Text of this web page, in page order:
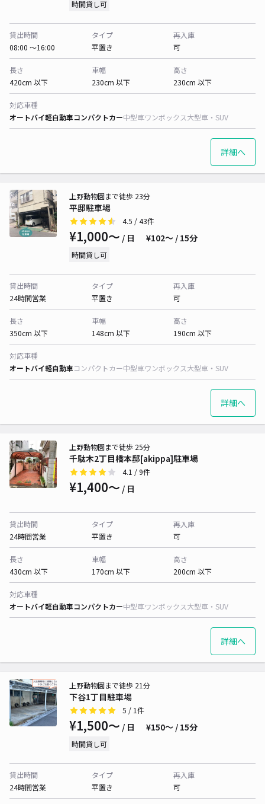
時間貸し可
貸出時間
08:00 〜16:00
タイプ
平置き
再入庫
可
長さ
420cm 以下
車幅
230cm 以下
高さ
230cm 以下
対応車種
オートバイ軽自動車コンパクトカー中型車ワンボックス大型車・SUV
詳細へ
平邸駐車場
上野動物園まで徒歩 23分
4.5 / 43件
¥1,000〜 / 日 ¥102〜 / 15分
時間貸し可
貸出時間
24時間営業
タイプ
平置き
再入庫
可
長さ
350cm 以下
車幅
148cm 以下
高さ
190cm 以下
対応車種
オートバイ軽自動車コンパクトカー中型車ワンボックス大型車・SUV
詳細へ
千駄木2丁目橋本邸[akippa]駐車場
上野動物園まで徒歩 25分
4.1 / 9件
¥1,400〜 / 日
貸出時間
24時間営業
タイプ
平置き
再入庫
可
長さ
430cm 以下
車幅
170cm 以下
高さ
200cm 以下
対応車種
オートバイ軽自動車コンパクトカー中型車ワンボックス大型車・SUV
詳細へ
下谷1丁目駐車場
上野動物園まで徒歩 21分
5 / 1件
¥1,500〜 / 日 ¥150〜 / 15分
時間貸し可
貸出時間
24時間営業
タイプ
平置き
再入庫
可